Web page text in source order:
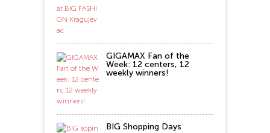
GIGAMAX Fan of the
Week: 12 centers, 12
weekly winners!
BIG Shopping Days